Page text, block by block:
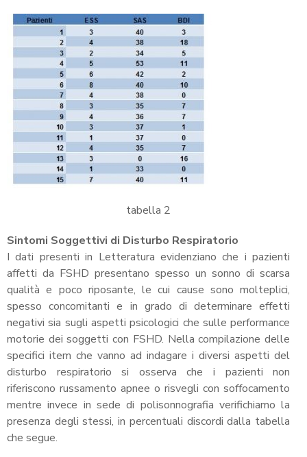
tabella 2
Sintomi Soggettivi di Disturbo Respiratorio
I dati presenti in Letteratura evidenziano che i pazienti
affetti da FSHD presentano spesso un sonno di scarsa
qualità e poco riposante, le cui cause sono molteplici,
spesso concomitanti e in grado di determinare effetti
negativi sia sugli aspetti psicologici che sulle performance
motorie dei soggetti con FSHD. Nella compilazione delle
specifici item che vanno ad indagare i diversi aspetti del
disturbo respiratorio si osserva che i pazienti non
riferiscono russamento apnee o risvegli con soffocamento
mentre invece in sede di polisonnografia verifichiamo la
presenza degli stessi, in percentuali discordi dalla tabella
che segue.